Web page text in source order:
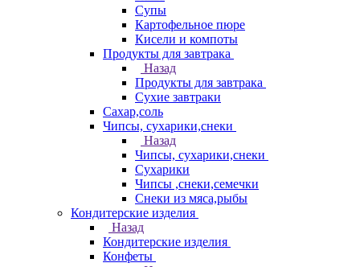
Супы
Картофельное пюре
Кисели и компоты
Продукты для завтрака
Назад
Продукты для завтрака
Сухие завтраки
Сахар,соль
Чипсы, сухарики,снеки
Назад
Чипсы, сухарики,снеки
Сухарики
Чипсы ,снеки,семечки
Снеки из мяса,рыбы
Кондитерские изделия
Назад
Кондитерские изделия
Конфеты